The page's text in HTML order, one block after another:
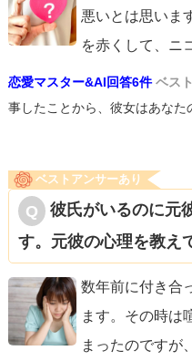
悪いとは思いま
を赤くして、ニ
恋愛マスター&AI回答6件 ベス
事したことから、彼女はあなた
ベストアンサーあり
彼氏がいるのに元
す。元彼の心理を教え
数年前に付き合
ます。その時は
まったのですが、